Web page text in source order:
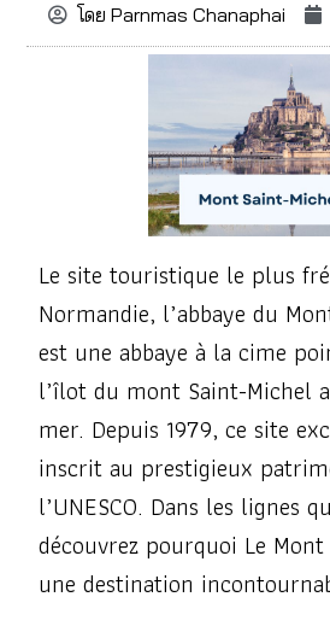
โดย Parnmas Chanaphai
Le site touristique le plus
Normandie, l’abbaye du
est une abbaye à la cime
l’îlot du mont Saint-Michel
mer. Depuis 1979, ce site
inscrit au prestigieux
l’UNESCO. Dans les lignes
découvrez pourquoi Le
une destination